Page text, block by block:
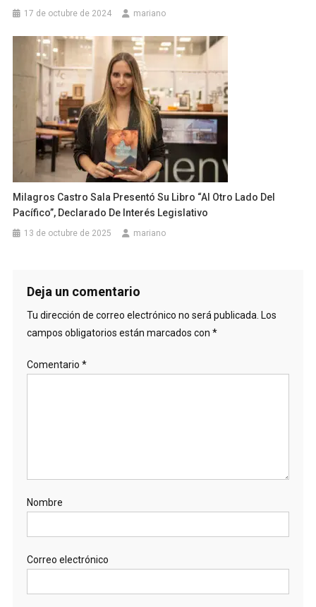
17 de octubre de 2024 mariano
Milagros Castro Sala Presentó Su Libro “Al Otro Lado Del
Pacífico”, Declarado De Interés Legislativo
13 de octubre de 2025 mariano
Deja un comentario
Tu dirección de correo electrónico no será publicada. Los
campos obligatorios están marcados con *
Comentario *
Nombre
Correo electrónico